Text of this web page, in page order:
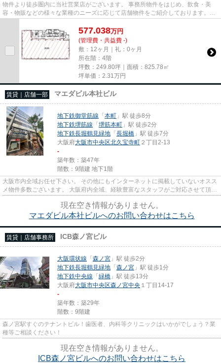
物件より徒歩圏内に当社営業店がございます。 事務所物件をはじめ、飲食・美
容・物販などの様々な業種のニーズに応じて店舗物件をご紹介しております。
尚、弊社ではおとり広告は一切...
577.038万円
(管理費・共益費 -)
敷：12ヶ月｜礼：0ヶ月
所在階：4階
坪数：249.80坪｜面積：825.78㎡
坪単価： 2.31 万円
賃貸｜店舗一部 マエダビル本社ビル
地下鉄御堂筋線 「本町 」駅 徒歩8分
地下鉄堺筋線 「堺筋本町 」駅 徒歩2分
地下鉄長堀鶴見緑地 「長堀橋 」駅 徒歩7分
大阪府大阪市中央区北久宝寺町 ２丁目2-13
-
築年数：築47年
階数：9階建 地下1階
大阪市内全域お任せ下さい。 その他にもインターネットに掲載していないオスス
メ物件多数ございます。 大阪府内全域、経験豊富なスタッフがご対応させて頂き
ます。 尚、弊社ではおとり...
現在空き情報がありません。
マエダビル本社ビルへのお問い合わせはこちら
賃貸｜店舗事務所 ICB森ノ宮ビル
大阪環状線 「森ノ宮 」駅 徒歩2分
地下鉄長堀鶴見緑地 「森ノ宮 」駅 徒歩1分
地下鉄中央線 「緑橋 」駅 徒歩13分
大阪府大阪市中央区森ノ宮中央 １丁目14-17
-
築年数：築29年
階数：9階建
森ノ宮駅すぐのテナントビル！歯医者、内科等クリニックはいかがでしょう？業
種等ご相談ください！
現在空き情報がありません。
ICB森ノ宮ビルへのお問い合わせはこちら